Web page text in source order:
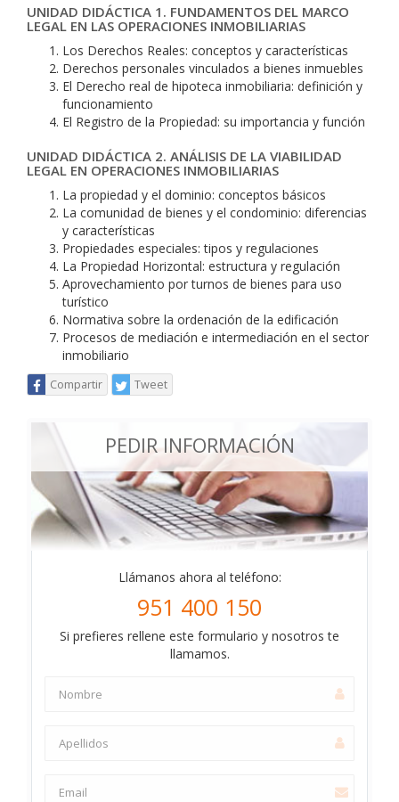
UNIDAD DIDÁCTICA 1. FUNDAMENTOS DEL MARCO
LEGAL EN LAS OPERACIONES INMOBILIARIAS
Los Derechos Reales: conceptos y características
Derechos personales vinculados a bienes inmuebles
El Derecho real de hipoteca inmobiliaria: definición y
funcionamiento
El Registro de la Propiedad: su importancia y función
UNIDAD DIDÁCTICA 2. ANÁLISIS DE LA VIABILIDAD
LEGAL EN OPERACIONES INMOBILIARIAS
La propiedad y el dominio: conceptos básicos
La comunidad de bienes y el condominio: diferencias
y características
Propiedades especiales: tipos y regulaciones
La Propiedad Horizontal: estructura y regulación
Aprovechamiento por turnos de bienes para uso
turístico
Normativa sobre la ordenación de la edificación
Procesos de mediación e intermediación en el sector
inmobiliario
Compartir Tweet
PEDIR INFORMACIÓN
Llámanos ahora al teléfono:
951 400 150
Si prefieres rellene este formulario y nosotros te
llamamos.